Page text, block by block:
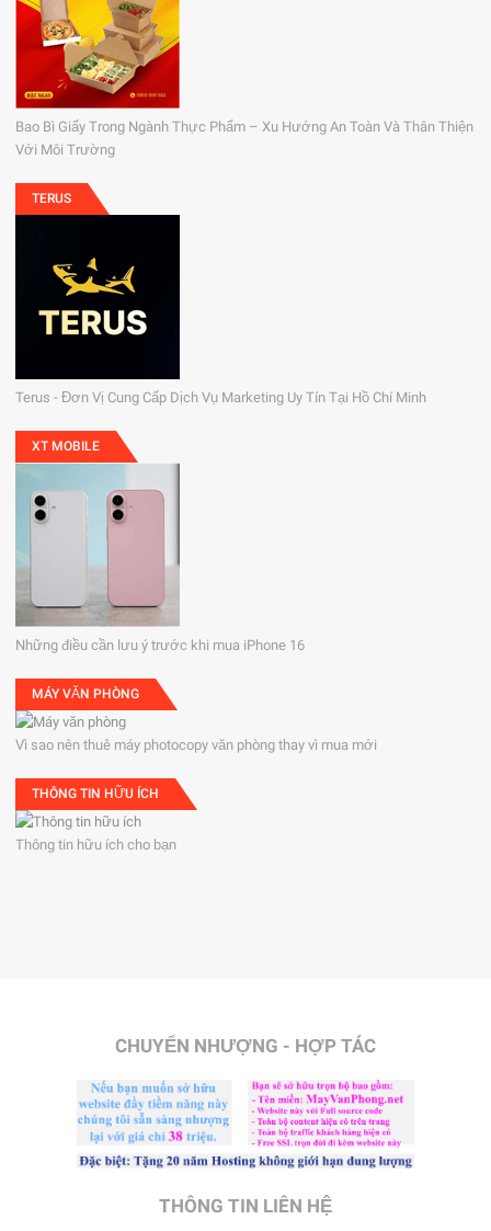
Bao Bì Giấy Trong Ngành Thực Phẩm – Xu Hướng An Toàn Và Thân Thiện
Với Môi Trường
TERUS
Terus - Đơn Vị Cung Cấp Dịch Vụ Marketing Uy Tín Tại Hồ Chí Minh
XT MOBILE
Những điều cần lưu ý trước khi mua iPhone 16
MÁY VĂN PHÒNG
Vì sao nên thuê máy photocopy văn phòng thay vì mua mới
THÔNG TIN HỮU ÍCH
Thông tin hữu ích cho bạn
CHUYỂN NHƯỢNG - HỢP TÁC
THÔNG TIN LIÊN HỆ